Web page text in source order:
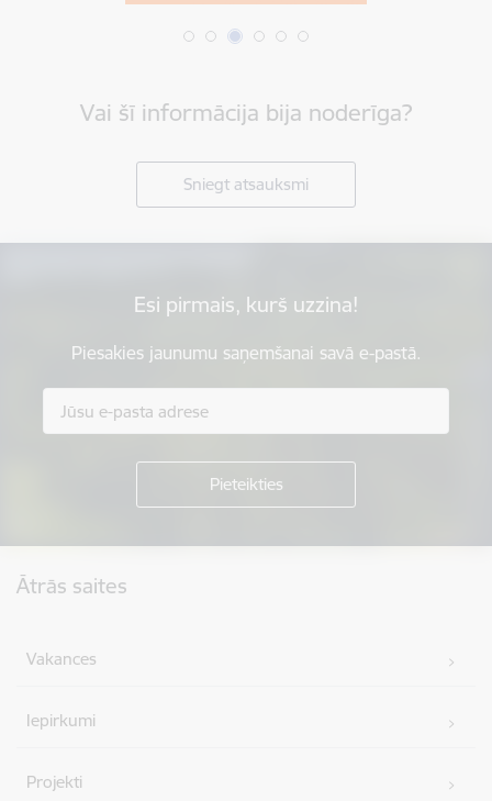
Vai šī informācija bija noderīga?
Sniegt atsauksmi
Esi pirmais, kurš uzzina!
Piesakies jaunumu saņemšanai savā e-pastā.
Ātrās saites
Vakances
Iepirkumi
Projekti